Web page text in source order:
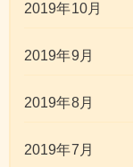
2019年10月
2019年9月
2019年8月
2019年7月